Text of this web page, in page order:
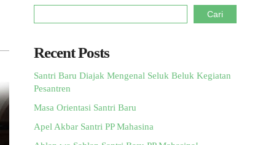
Cari
Recent Posts
Santri Baru Diajak Mengenal Seluk Beluk Kegiatan
Pesantren
Masa Orientasi Santri Baru
Apel Akbar Santri PP Mahasina